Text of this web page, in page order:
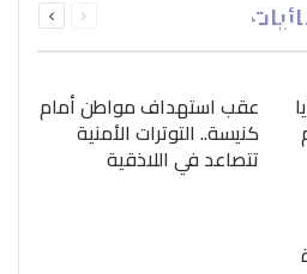
الصفحةالصفحة
تؤكد
نهج متكامل
المخدرات
عقب استهداف مواطن أمام
كنيسة.. التوترات الأمنية
تتصاعد في اللاذقية